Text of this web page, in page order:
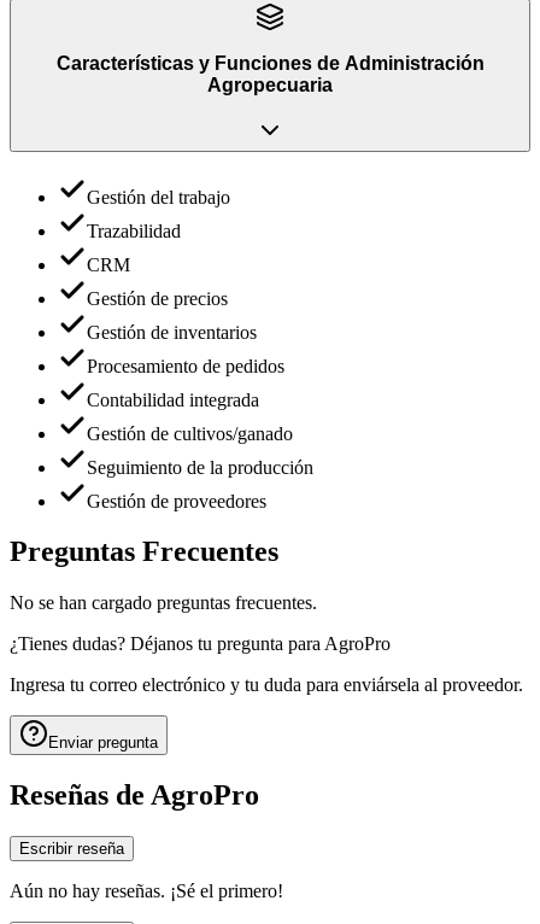
Características y Funciones de Administración
Agropecuaria
Gestión del trabajo
Trazabilidad
CRM
Gestión de precios
Gestión de inventarios
Procesamiento de pedidos
Contabilidad integrada
Gestión de cultivos/ganado
Seguimiento de la producción
Gestión de proveedores
Preguntas Frecuentes
No se han cargado preguntas frecuentes.
¿Tienes dudas? Déjanos tu pregunta para AgroPro
Ingresa tu correo electrónico y tu duda para enviársela al proveedor.
Enviar pregunta
Reseñas de AgroPro
Escribir reseña
Aún no hay reseñas. ¡Sé el primero!